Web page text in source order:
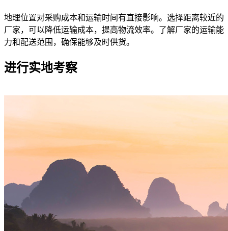
地理位置对采购成本和运输时间有直接影响。选择距离较近的
厂家，可以降低运输成本，提高物流效率。了解厂家的运输能
力和配送范围，确保能够及时供货。
进行实地考察